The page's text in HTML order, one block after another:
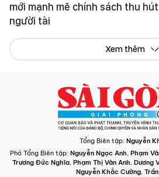
mới mạnh mẽ chính sách thu hút
người tài
Xem thêm
Tổng Biên tập: Nguyễn
Phó Tổng Biên tập: Nguyễn Ngọc Anh, Phạm
Trương Đức Nghĩa, Phạm Thị Vân Anh, Dương
Nguyễn Khắc Cường,